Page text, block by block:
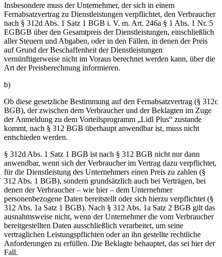
Insbesondere muss der Unternehmer, der sich in einem
Fernabsatzvertrag zu Dienstleistungen verpflichtet, den Verbraucher
nach § 312d Abs. 1 Satz 1 BGB i. V. m. Art. 246a § 1 Abs. 1 Nr. 5
EGBGB über den Gesamtpreis der Dienstleistungen, einschließlich
aller Steuern und Abgaben, oder in den Fällen, in denen der Preis
auf Grund der Beschaffenheit der Dienstleistungen
vernünftigerweise nicht im Voraus berechnet werden kann, über die
Art der Preisberechnung informieren.
b)
Ob diese gesetzliche Bestimmung auf den Fernabsatzvertrag (§ 312c
BGB), der zwischen dem Verbraucher und der Beklagten im Zuge
der Anmeldung zu dem Vorteilsprogramm „Lidl Plus“ zustande
kommt, nach § 312 BGB überhaupt anwendbar ist, muss nicht
entschieden werden.
§ 312d Abs. 1 Satz 1 BGB ist nach § 312 BGB nicht nur dann
anwendbar, wenn sich der Verbraucher im Vertrag dazu verpflichtet,
für die Dienstleistung des Unternehmers einen Preis zu zahlen (§
312 Abs. 1 BGB), sondern grundsätzlich auch bei Verträgen, bei
denen der Verbraucher – wie hier – dem Unternehmer
personenbezogene Daten bereitstellt oder sich hierzu verpflichtet (§
312 Abs. 1a Satz 1 BGB). Nach § 312 Abs. 1a Satz 2 BGB gilt das
ausnahmsweise nicht, wenn der Unternehmer die vom Verbraucher
bereitgestellten Daten ausschließlich verarbeitet, um seine
vertraglichen Leistungspflichten oder an ihn gestellte rechtliche
Anforderungen zu erfüllen. Die Beklagte behauptet, das sei hier der
Fall.